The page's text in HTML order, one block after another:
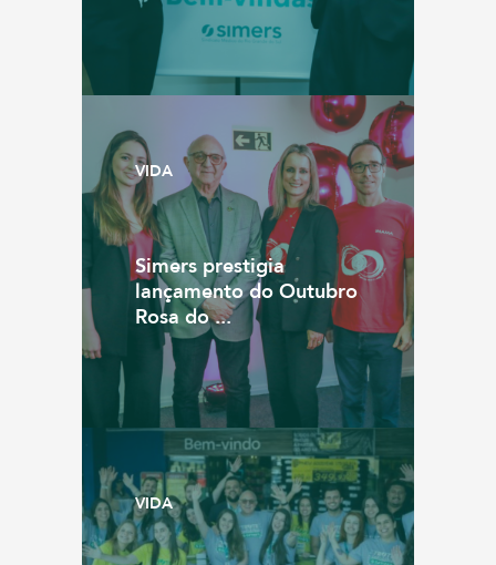
VIDA
Simers prestigia
lançamento do Outubro
Rosa do ...
VIDA